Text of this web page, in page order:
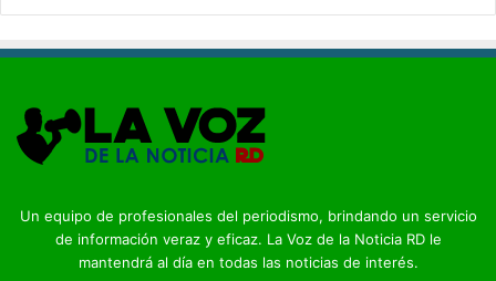
Un equipo de profesionales del periodismo, brindando un servicio
de información veraz y eficaz. La Voz de la Noticia RD le
mantendrá al día en todas las noticias de interés.